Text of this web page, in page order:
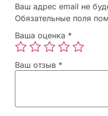
Ваш адрес email не
Обязательные поля
Ваша оценка *
Ваш отзыв *